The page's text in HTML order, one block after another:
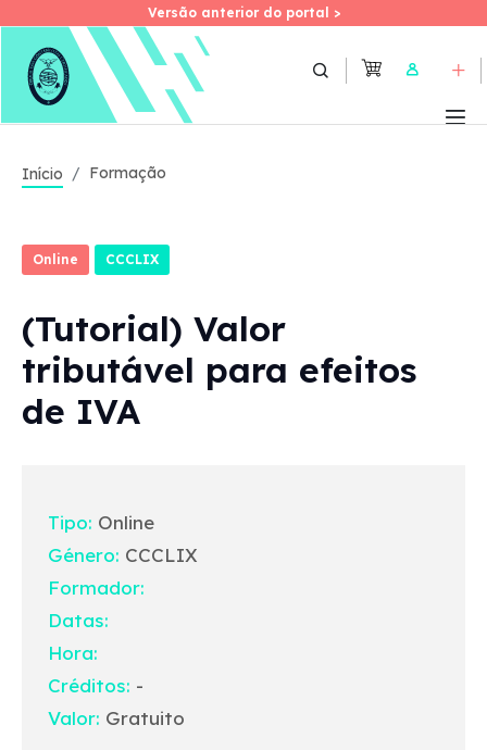
Skip
Versão anterior do portal >
Versão anterior do portal >
User
Início Formação
Online CCCLIX
(Tutorial) Valor
tributável para efeitos
de IVA
Tipo: Online
Género: CCCLIX
Formador:
Datas:
Hora:
Créditos: -
Valor: Gratuito